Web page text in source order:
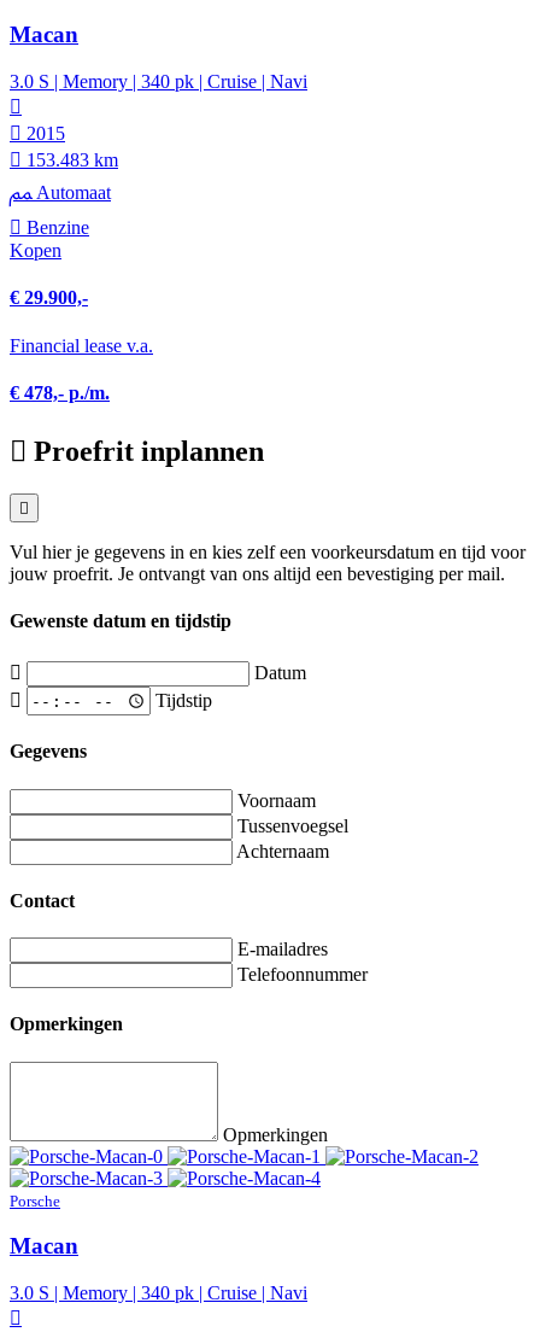
Macan
3.0 S | Memory | 340 pk | Cruise | Navi
2015
153.483 km
Automaat
Benzine
Kopen
€ 29.900,-
Financial lease v.a.
€ 478,- p./m.
Proefrit inplannen
Vul hier je gegevens in en kies zelf een voorkeursdatum en tijd voor
jouw proefrit. Je ontvangt van ons altijd een bevestiging per mail.
Gewenste datum en tijdstip
Datum
Tijdstip
Gegevens
Voornaam
Tussenvoegsel
Achternaam
Contact
E-mailadres
Telefoonnummer
Opmerkingen
Opmerkingen
Porsche
Macan
3.0 S | Memory | 340 pk | Cruise | Navi